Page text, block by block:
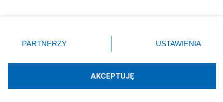
Technologię dostarcza:W3media.pl
zmienić/wycofać klikając przycisk ustawień prywatności
znajdujący się w lewym dolnym rogu strony
rodzaje przetwarzania danych nie wymagają zgody
użytkownika, ale masz prawo sprzeciwić się takiemu
PARTNERZY USTAWIENIA
AKCEPTUJĘ